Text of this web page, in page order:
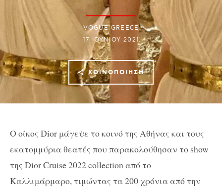
VOGUE GREECE
17 ΙΟΥΝΊΟΥ 2021
ΚΟΙΝΟΠΟΊΗΣΗ
Ο οίκος Dior μάγεψε το κοινό της Αθήνας και τους
εκατομμύρια θεατές που παρακολούθησαν το show
της Dior Cruise 2022 collection από το
Καλλιμάρμαρο, τιμώντας τα 200 χρόνια από την